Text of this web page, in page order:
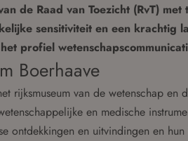
de Raad van Toezicht (RvT)
sensitiviteit en een krachtig
profiel
Boerhaave
rijksmuseum van de wetenschap
en medische
ontdekkingen en uitvindingen en